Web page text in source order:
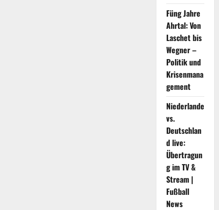
Füng Jahre
Ahrtal: Von
Laschet bis
Wegner –
Politik und
Krisenmana
gement
Niederlande
vs.
Deutschlan
d live:
Übertragun
g im TV &
Stream |
Fußball
News